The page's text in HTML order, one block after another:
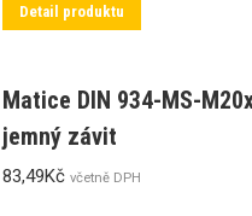
Detail produktu
Matice DIN 934-MS-
jemný závit
83,49Kč včetně DPH